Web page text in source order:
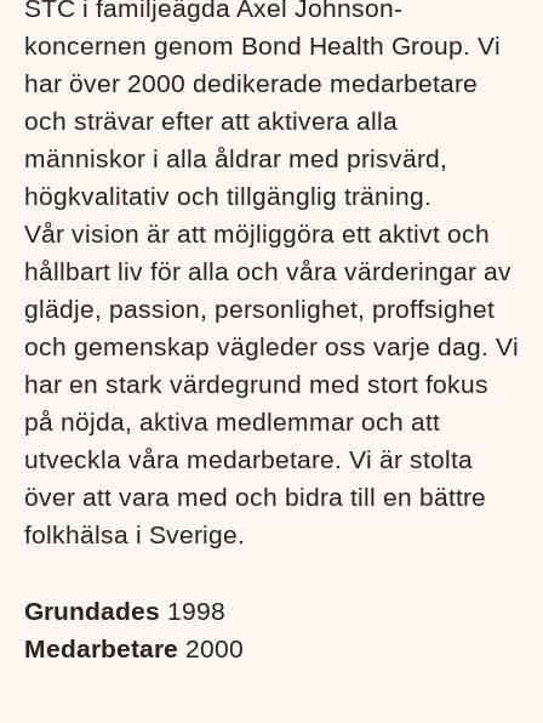
STC i familjeägda Axel Johnson-
koncernen genom Bond Health Group. Vi
har över 2000 dedikerade medarbetare
och strävar efter att aktivera alla
människor i alla åldrar med prisvärd,
högkvalitativ och tillgänglig träning.
Vår vision är att möjliggöra ett aktivt och
hållbart liv för alla och våra värderingar av
glädje, passion, personlighet, proffsighet
och gemenskap vägleder oss varje dag. Vi
har en stark värdegrund med stort fokus
på nöjda, aktiva medlemmar och att
utveckla våra medarbetare. Vi är stolta
över att vara med och bidra till en bättre
folkhälsa i Sverige. ​
Grundades 1998
Medarbetare 2000